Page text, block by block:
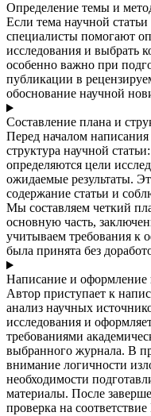
Определение темы и
Если тема научной
специалисты помогают
исследования и выбрать
особенно важно при
публикации в
обоснование научной
Составление плана и
Перед началом написания
структура научной
определяются цели
ожидаемые результаты.
содержание статьи и
Мы составляем четкий
основную часть,
учитываем требования к
была принята без
Написание и оформление
Автор приступает к
анализ научных
исследования и
требованиями
выбранного журнала. В
внимание логичности
необходимости
материалы. После
проверка на